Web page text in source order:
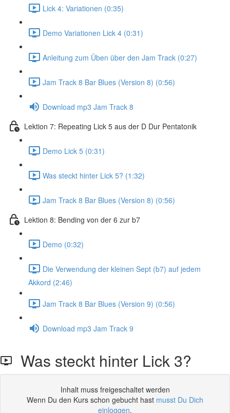
Lick 4: Variationen (0:35)
Demo Variationen Lick 4 (0:31)
Anleitung zum Üben über den Jam Track (0:27)
Jam Track 8 Bar Blues (Version 8) (0:56)
Download mp3 Jam Track 8
Lektion 7: Repeating Lick 5 aus der D Dur Pentatonik
Demo Lick 5 (0:31)
Was steckt hinter Lick 5? (1:32)
Jam Track 8 Bar Blues (Version 8) (0:56)
Lektion 8: Bending von der 6 zur b7
Demo (0:32)
Die Verwendung der kleinen Sept (b7) auf jedem
Akkord (2:46)
Jam Track 8 Bar Blues (Version 9) (0:56)
Download mp3 Jam Track 9
Was steckt hinter Lick 3?
Inhalt muss freigeschaltet werden
Wenn Du den Kurs schon gebucht hast musst Du Dich
einloggen.